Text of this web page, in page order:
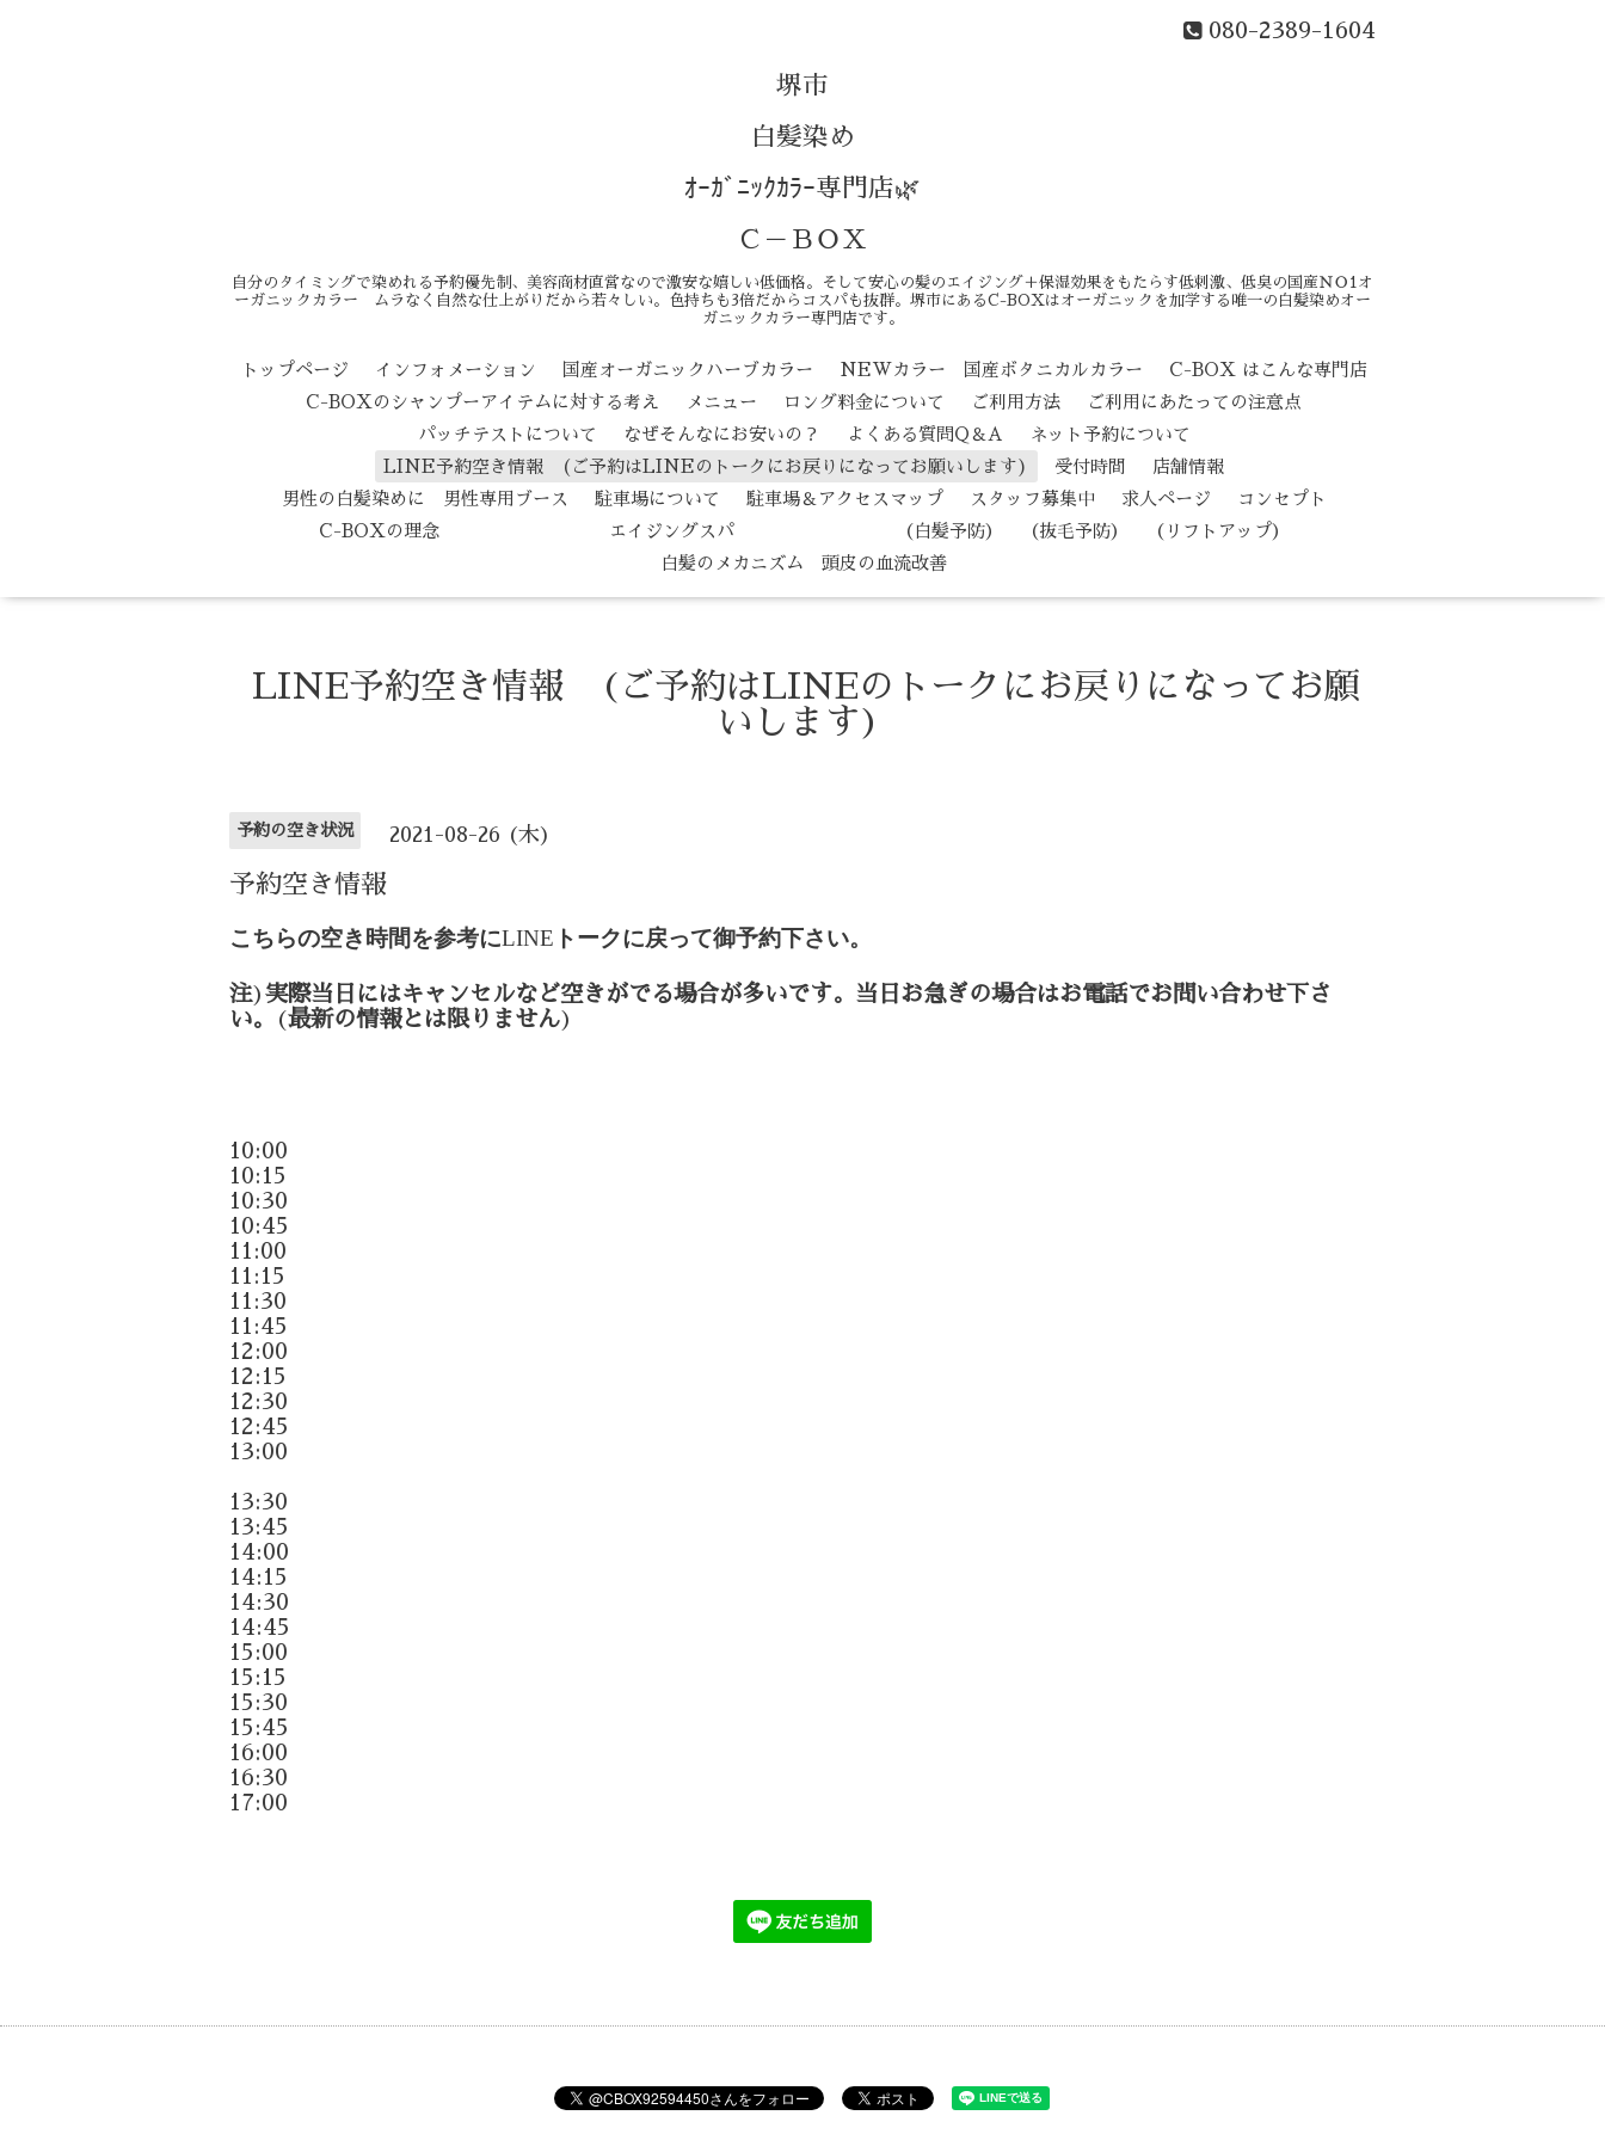
080-2389-1604
堺市
白髪染め
ｵｰｶﾞﾆｯｸｶﾗｰ専門店🌿
Ｃ－ＢＯＸ
自分のタイミングで染めれる予約優先制、美容商材直営なので激安な嬉しい低価格。そして安心の髪のエイジング＋保湿効果をもたらす低刺激、低臭の国産ＮＯ1オ
ーガニックカラー ムラなく自然な仕上がりだから若々しい。色持ちも3倍だからコスパも抜群。堺市にあるC-BOXはオーガニックを加学する唯一の白髪染めオー
ガニックカラー専門店です。
トップページ インフォメーション 国産オーガニックハーブカラー NEWカラー 国産ボタニカルカラー
C-BOX はこんな専門店
C-BOXのシャンプーアイテムに対する考え
メニュー ロング料金について ご利用方法
ご利用にあたっての注意点
パッチテストについて
なぜそんなにお安いの？ よくある質問Q＆A
ネット予約について
LINE予約空き情報 (ご予約はLINEのトークにお戻りになってお願いします)
受付時間
店舗情報
男性の白髪染めに 男性専用ブース
駐車場について 駐車場＆アクセスマップ スタッフ募集中 求人ページ
コンセプト
C-BOXの理念
エイジングスパ （白髪予防） （抜毛予防） （リフトアップ）
白髪のメカニズム 頭皮の血流改善
LINE予約空き情報 (ご予約はLINEのトークにお戻りになってお願
いします)
予約の空き状況 2021-08-26 (木)
予約空き情報
こちらの空き時間を参考にLINE トークに戻って御予約下さい。
注) 実際当日にはキャンセルなど空きがでる場合が多いです。当日お急ぎの場合はお電話でお問い合わせ下さ
い。
(最新の情報とは限りません)
10:00
10:15
10:30
10:45
11:00
11:15
11:30
11:45
12:00
12:15
12:30
12:45
13:00
13:30
13:45
14:00
14:15
14:30
14:45
15:00
15:15
15:30
15:45
16:00
16:30
17:00